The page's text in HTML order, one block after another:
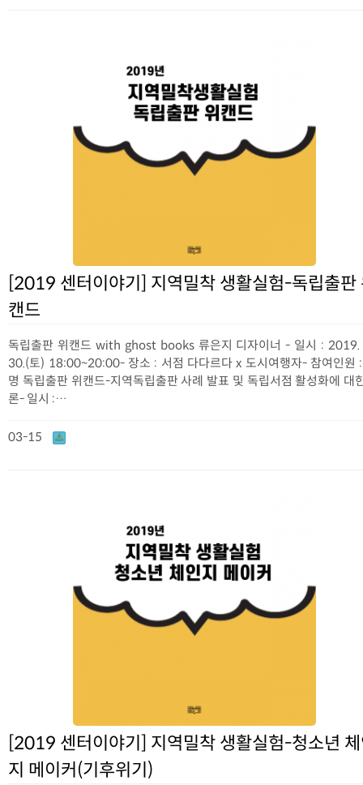
[2019 센터이야기] 지역밀착 생활실험-독립출판
캔드
독립출판 위캔드 with ghost books 류은지 디자이너 - 일시 : 2019.
30.(토) 18:00~20:00- 장소 : 서점 다다르다 x 도시여행자- 참여인원
명 독립출판 위캔드-지역독립출판 사례 발표 및 독립서점 활성화에 대
론- 일시 :…
03-15
[2019 센터이야기] 지역밀착 생활실험-청소년
지 메이커(기후위기)